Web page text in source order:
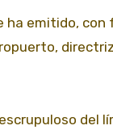
emitido, con
del